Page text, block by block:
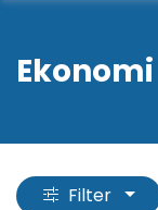
Ekonomi
Filter